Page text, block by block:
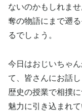
ないのかもしれま
奪の物語にまで遡
るでしょう。
今日はおじいちゃ
て、皆さんにお話
歴史の授業で相撲
魅力に引き込まれて